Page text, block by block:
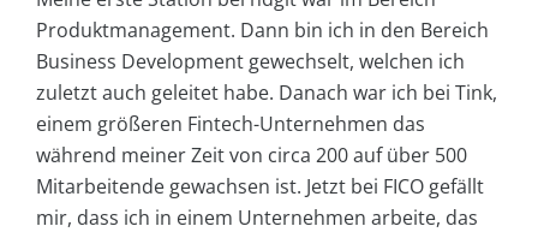
Produktmanagement. Dann bin ich in den Bereich
Business Development gewechselt, welchen ich
zuletzt auch geleitet habe. Danach war ich bei Tink,
einem größeren Fintech-Unternehmen das
während meiner Zeit von circa 200 auf über 500
Mitarbeitende gewachsen ist. Jetzt bei FICO gefällt
mir, dass ich in einem Unternehmen arbeite, das